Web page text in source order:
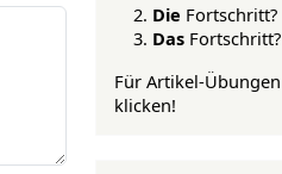
Die Fortschritt?
Das Fortschritt?
Für Artikel-Übungen
klicken!